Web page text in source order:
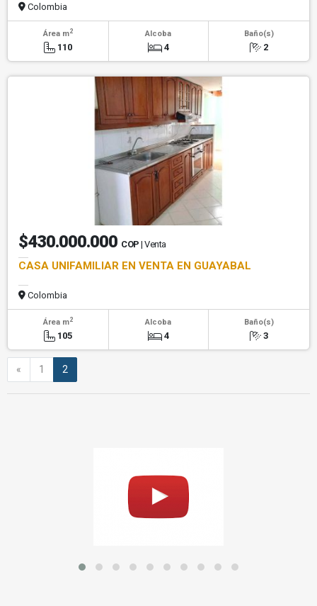
Colombia
Área m2
110
Alcoba
4
Baño(s)
2
$430.000.000 COP | Venta
CASA UNIFAMILIAR EN VENTA EN GUAYABAL
Colombia
Área m2
105
Alcoba
4
Baño(s)
3
« Anterior
1 2